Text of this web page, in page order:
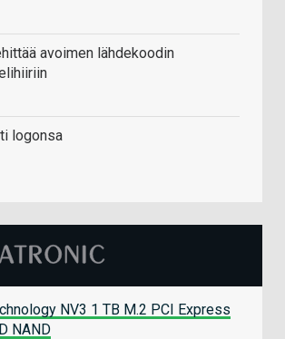
avoimen lähdekoodin
logonsa
NV3 1 TB M.2 PCI Express
NAND